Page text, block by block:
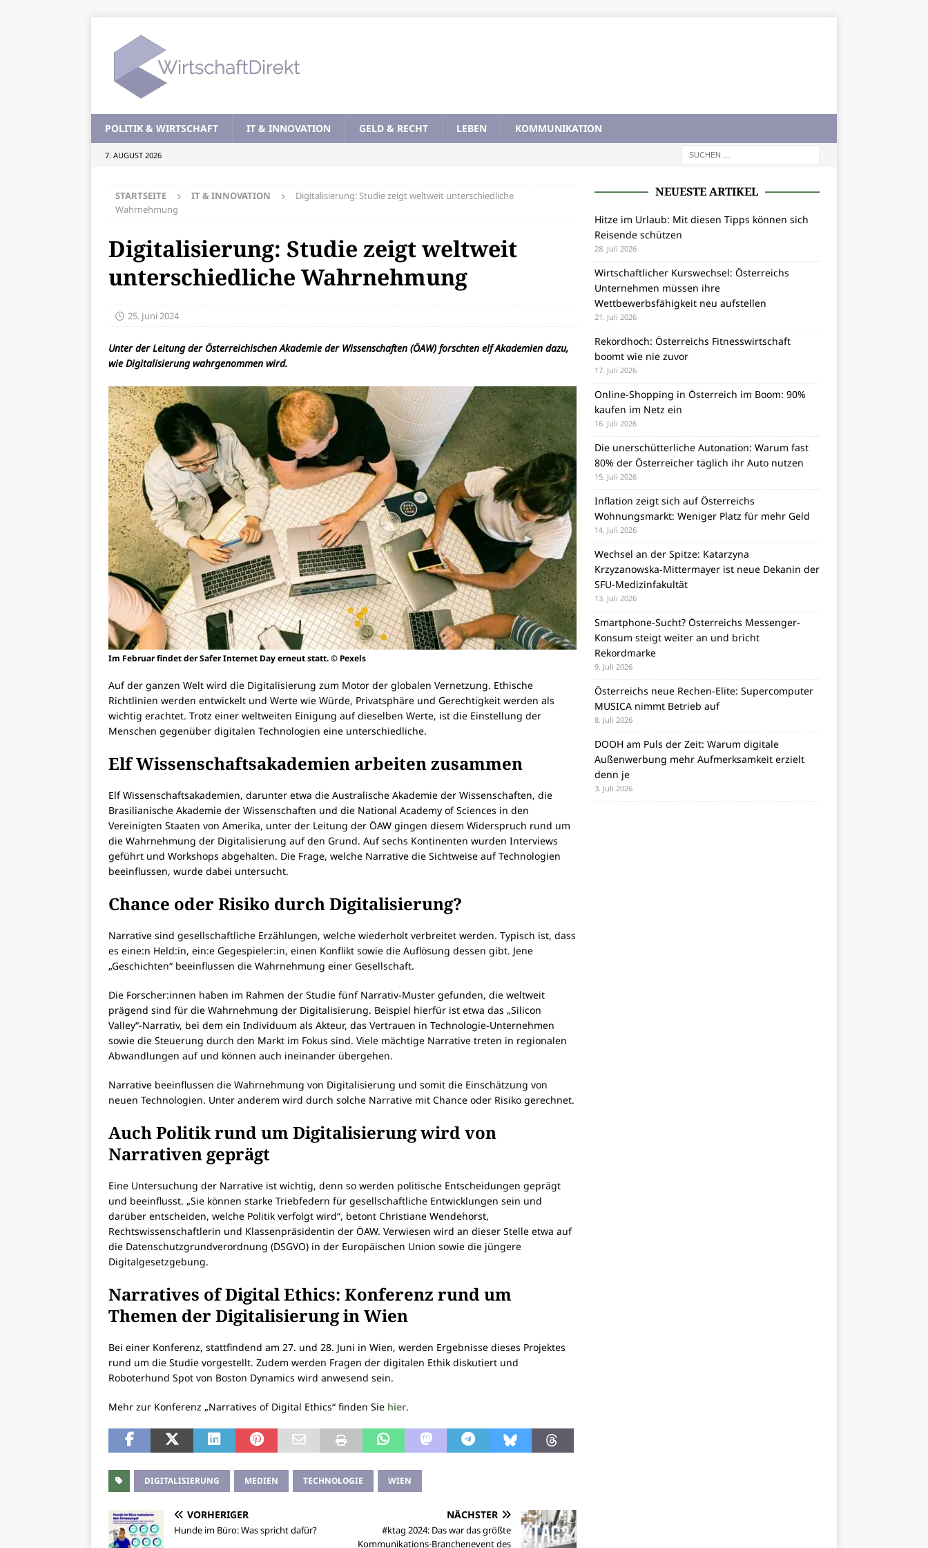
POLITIK & WIRTSCHAFT IT & INNOVATION GELD & RECHT LEBEN KOMMUNIKATION
7. AUGUST 2026
STARTSEITE IT & INNOVATION
Digitalisierung: Studie zeigt weltweit unterschiedliche
Wahrnehmung
Digitalisierung: Studie zeigt weltweit
unterschiedliche Wahrnehmung
25. Juni 2024
Unter der Leitung der Österreichischen Akademie der Wissenschaften (ÖAW) forschten elf Akademien dazu,
wie Digitalisierung wahrgenommen wird.
Im Februar findet der Safer Internet Day erneut statt. © Pexels
Auf der ganzen Welt wird die Digitalisierung zum Motor der globalen Vernetzung. Ethische
Richtlinien werden entwickelt und Werte wie Würde, Privatsphäre und Gerechtigkeit werden als
wichtig erachtet. Trotz einer weltweiten Einigung auf dieselben Werte, ist die Einstellung der
Menschen gegenüber digitalen Technologien eine unterschiedliche.
Elf Wissenschaftsakademien arbeiten zusammen
Elf Wissenschaftsakademien, darunter etwa die Australische Akademie der Wissenschaften, die
Brasilianische Akademie der Wissenschaften und die National Academy of Sciences in den
Vereinigten Staaten von Amerika, unter der Leitung der ÖAW gingen diesem Widerspruch rund um
die Wahrnehmung der Digitalisierung auf den Grund. Auf sechs Kontinenten wurden Interviews
geführt und Workshops abgehalten. Die Frage, welche Narrative die Sichtweise auf Technologien
beeinflussen, wurde dabei untersucht.
Chance oder Risiko durch Digitalisierung?
Narrative sind gesellschaftliche Erzählungen, welche wiederholt verbreitet werden. Typisch ist, dass
es eine:n Held:in, ein:e Gegespieler:in, einen Konflikt sowie die Auflösung dessen gibt. Jene
„Geschichten“ beeinflussen die Wahrnehmung einer Gesellschaft.
Die Forscher:innen haben im Rahmen der Studie fünf Narrativ-Muster gefunden, die weltweit
prägend sind für die Wahrnehmung der Digitalisierung. Beispiel hierfür ist etwa das „Silicon
Valley“-Narrativ, bei dem ein Individuum als Akteur, das Vertrauen in Technologie-Unternehmen
sowie die Steuerung durch den Markt im Fokus sind. Viele mächtige Narrative treten in regionalen
Abwandlungen auf und können auch ineinander übergehen.
Narrative beeinflussen die Wahrnehmung von Digitalisierung und somit die Einschätzung von
neuen Technologien. Unter anderem wird durch solche Narrative mit Chance oder Risiko gerechnet.
Auch Politik rund um Digitalisierung wird von
Narrativen geprägt
Eine Untersuchung der Narrative ist wichtig, denn so werden politische Entscheidungen geprägt
und beeinflusst. „Sie können starke Triebfedern für gesellschaftliche Entwicklungen sein und
darüber entscheiden, welche Politik verfolgt wird“, betont Christiane Wendehorst,
Rechtswissenschaftlerin und Klassenpräsidentin der ÖAW. Verwiesen wird an dieser Stelle etwa auf
die Datenschutzgrundverordnung (DSGVO) in der Europäischen Union sowie die jüngere
Digitalgesetzgebung.
Narratives of Digital Ethics: Konferenz rund um
Themen der Digitalisierung in Wien
Bei einer Konferenz, stattfindend am 27. und 28. Juni in Wien, werden Ergebnisse dieses Projektes
rund um die Studie vorgestellt. Zudem werden Fragen der digitalen Ethik diskutiert und
Roboterhund Spot von Boston Dynamics wird anwesend sein.
Mehr zur Konferenz „Narratives of Digital Ethics“ finden Sie hier.
DIGITALISIERUNG MEDIEN TECHNOLOGIE WIEN
VORHERIGER
Hunde im Büro: Was spricht dafür?
NÄCHSTER
#ktag 2024: Das war das größte
Kommunikations-Branchenevent des
NEUESTE ARTIKEL
Hitze im Urlaub: Mit diesen Tipps können sich
Reisende schützen
28. Juli 2026
Wirtschaftlicher Kurswechsel: Österreichs
Unternehmen müssen ihre
Wettbewerbsfähigkeit neu aufstellen
21. Juli 2026
Rekordhoch: Österreichs Fitnesswirtschaft
boomt wie nie zuvor
17. Juli 2026
Online-Shopping in Österreich im Boom: 90%
kaufen im Netz ein
16. Juli 2026
Die unerschütterliche Autonation: Warum fast
80% der Österreicher täglich ihr Auto nutzen
15. Juli 2026
Inflation zeigt sich auf Österreichs
Wohnungsmarkt: Weniger Platz für mehr Geld
14. Juli 2026
Wechsel an der Spitze: Katarzyna
Krzyzanowska-Mittermayer ist neue Dekanin der
SFU-Medizinfakultät
13. Juli 2026
Smartphone-Sucht? Österreichs Messenger-
Konsum steigt weiter an und bricht
Rekordmarke
9. Juli 2026
Österreichs neue Rechen-Elite: Supercomputer
MUSICA nimmt Betrieb auf
8. Juli 2026
DOOH am Puls der Zeit: Warum digitale
Außenwerbung mehr Aufmerksamkeit erzielt
denn je
3. Juli 2026